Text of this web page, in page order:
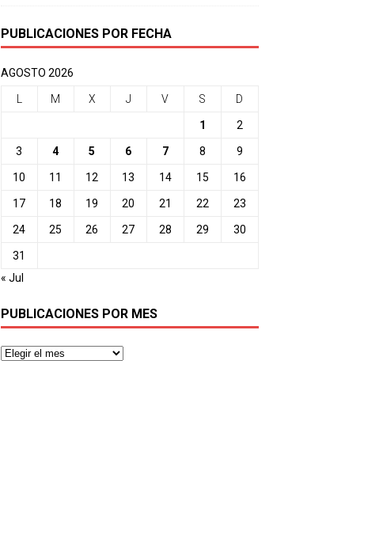
PUBLICACIONES POR FECHA
AGOSTO 2026
L M X J V S D
1 2
3 4 5 6 7 8 9
10 11 12 13 14 15 16
17 18 19 20 21 22 23
24 25 26 27 28 29 30
31
« Jul
PUBLICACIONES POR MES